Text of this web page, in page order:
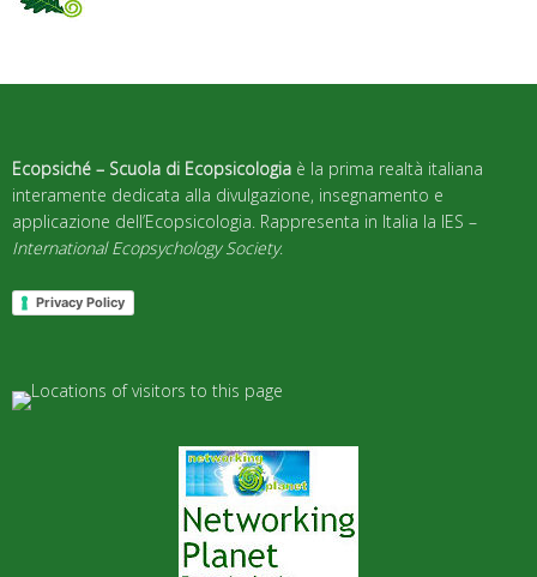
Ecopsiché – Scuola di Ecopsicologia è la prima realtà italiana
interamente dedicata alla divulgazione, insegnamento e
applicazione dell’Ecopsicologia. Rappresenta in Italia la IES –
International Ecopsychology Society.
Privacy Policy